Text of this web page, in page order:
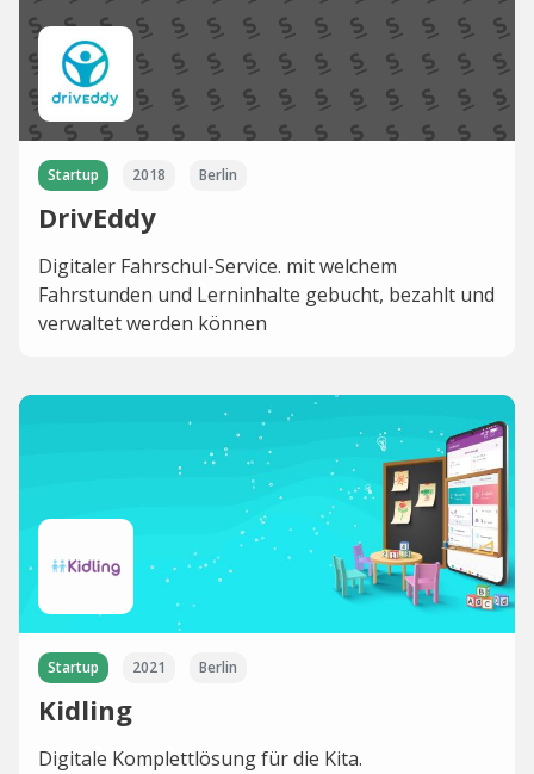
Startup 2018 Berlin
DrivEddy
Digitaler Fahrschul-Service. mit welchem
Fahrstunden und Lerninhalte gebucht, bezahlt und
verwaltet werden können
Startup 2021 Berlin
Kidling
Digitale Komplettlösung für die Kita.